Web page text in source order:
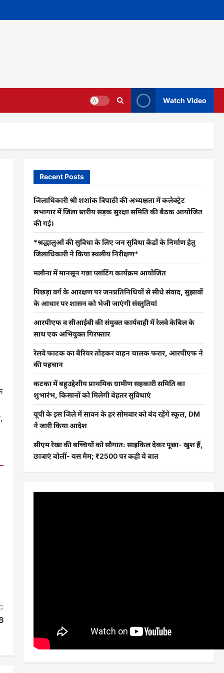
Watch Video
Recent Posts
जिलाधिकारी श्री शशांक त्रिपाठी की अध्यक्षता में कलेक्ट्रेट
सभागार में जिला स्तरीय सड़क सुरक्षा समिति की बैठक आयोजित
की गई।
*श्रद्धालुओं की सुविधा के लिए जन सुविधा केंद्रों के निर्माण हेतु
जिलाधिकारी ने किया स्थलीय निरीक्षण*
मलौना में मानसून गन्ना प्लांटिंग कार्यक्रम आयोजित
पिछड़ा वर्ग के आरक्षण पर जनप्रतिनिधियों से सीधे संवाद, सुझावों
के आधार पर शासन को भेजी जाएंगी संस्तुतियां
आरपीएफ व सीआईबी की संयुक्त कार्यवाही में रेलवे केबिल के
साथ एक अभियुक्त गिरफ्तार
रेलवे फाटक का बैरियर तोड़कर वाहन चालक फरार, आरपीएफ ने
की पहचान
कटका में बहुउद्देशीय प्राथमिक ग्रामीण सहकारी समिति का
शुभारंभ, किसानों को मिलेगी बेहतर सुविधाएं
यूपी के इस जिले में सावन के हर सोमवार को बंद रहेंगे स्कूल, DM
ने जारी किया आदेश
सीएम रेखा की बच्चियों को सौगात: साइकिल देकर पूछा- खुश हैं,
छात्राएं बोलीं- यस मैम; ₹2500 पर कही ये बात